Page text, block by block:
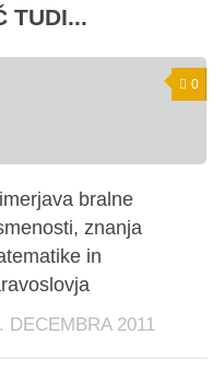
TUDI...
0
bralne
znanja
in
DECEMBRA 2011